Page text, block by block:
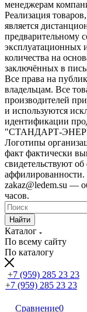
менеджерам
Реализация
является
предварительному
эксплуатационных
количества на
заключённых в
Все права на
владельцам. Все
производителей
и используются
идентификации
"СТАНДАРТ-
Логотипы
факт фактически
свидетельствуют
zakaz@ledem.su —
часов.
Найти
Каталог
По всему сайту
По каталогу
+7 (959) 285 23 23
+7 (959) 285 23 23
Сравнение0